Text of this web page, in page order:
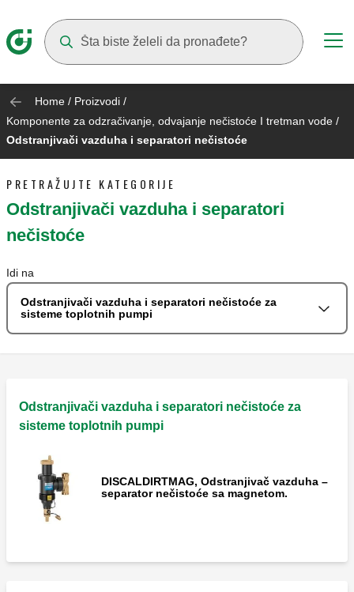
Home / Proizvodi /
Komponente za odzračivanje, odvajanje nečistoće I tretman vode /
Odstranjivači vazduha i separatori nečistoće
PRETRAŽUJTE KATEGORIJE
Odstranjivači vazduha i separatori
nečistoće
Idi na
Odstranjivači vazduha i separatori nečistoće za
sisteme toplotnih pumpi
Odstranjivači vazduha i separatori nečistoće za
sisteme toplotnih pumpi
DISCALDIRTMAG, Odstranjivač vazduha –
separator nečistoće sa magnetom.